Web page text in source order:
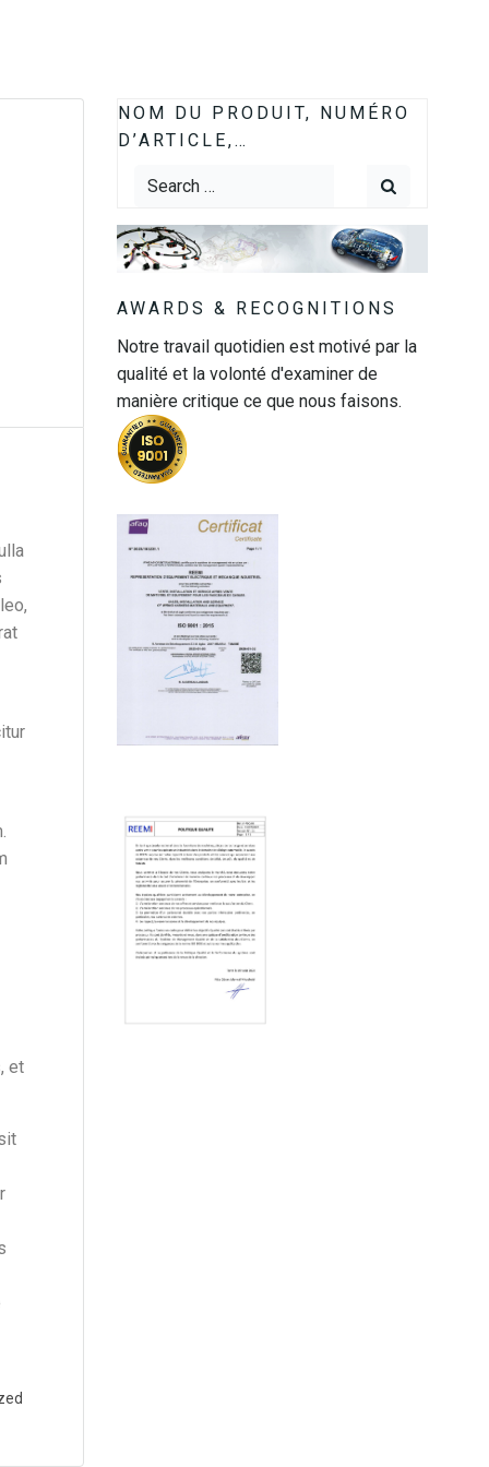
et
NOM DU PRODUIT, NUMÉRO
D’ARTICLE,…
Search
AWARDS & RECOGNITIONS
Notre travail quotidien est motivé par la
qualité et la volonté d'examiner de
manière critique ce que nous faisons.